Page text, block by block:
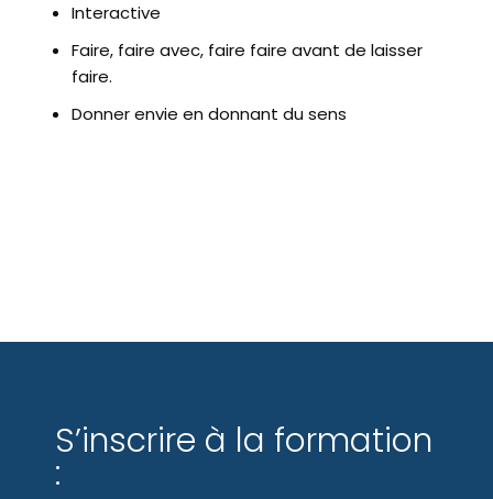
Interactive
Faire, faire avec, faire faire avant de laisser
faire.
Donner envie en donnant du sens
S’inscrire à la formation
: